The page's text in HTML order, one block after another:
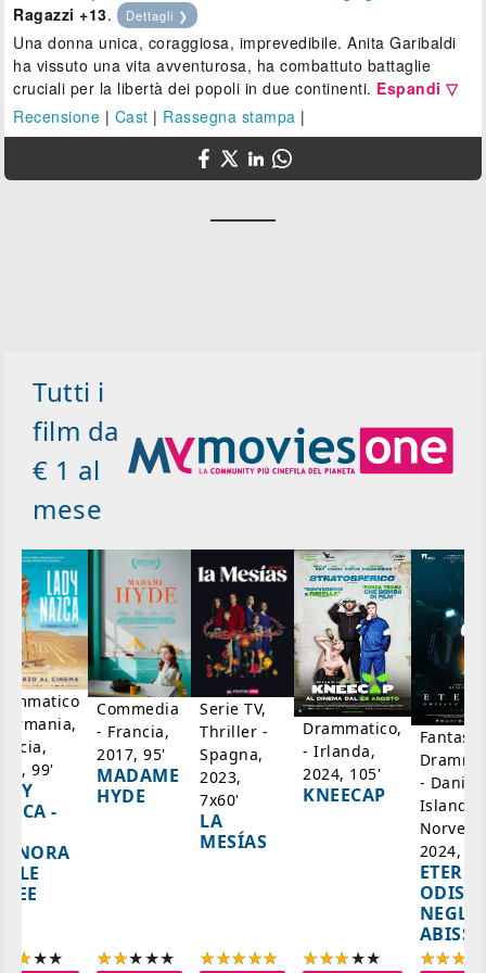
Ragazzi +13. Dettagli ❯
Una donna unica, coraggiosa, imprevedibile. Anita Garibaldi
ha vissuto una vita avventurosa, ha combattuto battaglie
cruciali per la libertà dei popoli in due continenti. Espandi ▽
Recensione | Cast | Rassegna stampa |
Tutti i
film da
€ 1 al
mese
99'
-
Commedia
- Francia,
2017, 95'
MADAME
HYDE
Serie TV,
Thriller -
Spagna,
2023,
7x60'
LA
MESÍAS
Drammatico,
- Irlanda,
2024, 105'
KNEECAP
-
Islanda,
2024,
NEGLI
ABISSI